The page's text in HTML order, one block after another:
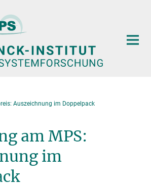
Auszeichnung im Doppelpack
am MPS:
im